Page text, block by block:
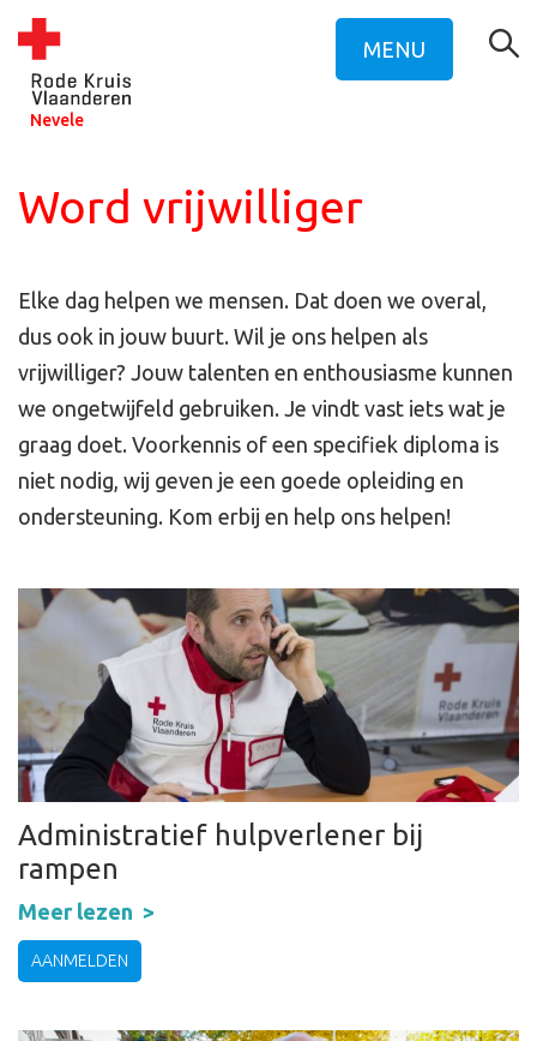
Nevele
MENU
Word vrijwilliger
Elke dag helpen we mensen. Dat doen we overal,
dus ook in jouw buurt. Wil je ons helpen als
vrijwilliger? Jouw talenten en enthousiasme kunnen
we ongetwijfeld gebruiken. Je vindt vast iets wat je
graag doet. Voorkennis of een specifiek diploma is
niet nodig, wij geven je een goede opleiding en
ondersteuning. Kom erbij en help ons helpen!
Administratief hulpverlener bij
rampen
Meer lezen
AANMELDEN